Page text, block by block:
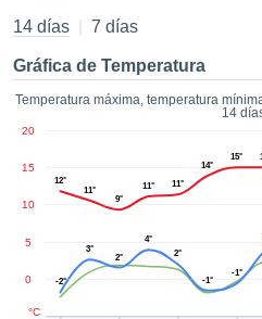
para
que se
a este
las
y
forma
basada
14 días 7 días
Gráfica de Temperatura
Temperatura máxima, temperatura
14
0
5
10
15
20
°C
12°
11°
9°
11° 11°
14°
15°
-2°
3°
2°
4°
2°
-1°
-1°